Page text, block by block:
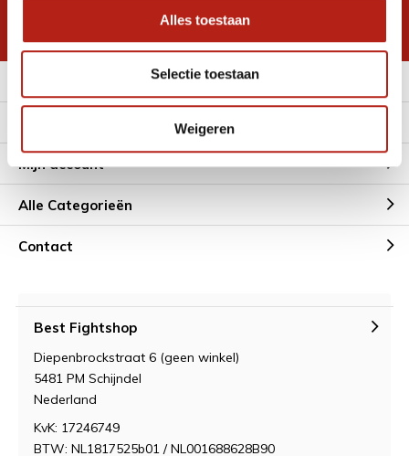
Alles toestaan
Selectie toestaan
Weigeren
* Lees hier de wettelijke beperkingen
Mijn account
Alle Categorieën
Contact
Best Fightshop
Diepenbrockstraat 6 (geen winkel)
5481 PM Schijndel
Nederland
KvK: 17246749
BTW: NL1817525b01 / NL001688628B90